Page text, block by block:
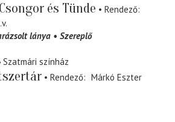
Csongor és Tünde
Rendező
lánya Szereplő
Szatmári színház
Rendező
Márkó Eszter